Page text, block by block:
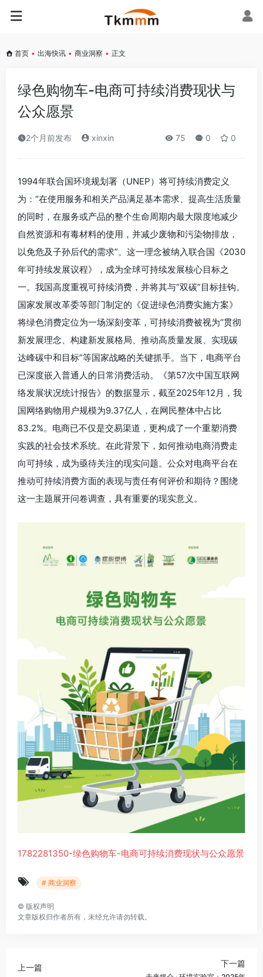
首页 • 出海快讯 • 商业洞察 • 正文
绿色购物车-电商可持续消费现状与
公众愿景
2个月前发布 xinxin 75 0 0
1994年联合国环境规划署（UNEP）将可持续消费定义
为：“在使用服务和相关产品满足基本需求、提高生活质量
的同时，在服务或产品的整个生命周期内最大限度地减少
自然资源和有毒材料的使用，并减少废物和污染物排放，
以免危及子孙后代的需求”。这一理念被纳入联合国《2030
年可持续发展议程》，成为全球可持续发展核心目标之
一。我国高度重视可持续消费，并将其与“双碳”目标挂钩。
国家发展改革委等部门制定的《促进绿色消费实施方案》
将绿色消费定位为一场深刻变革，可持续消费被视为“贯彻
新发展理念、构建新发展格局、推动高质量发展、实现碳
达峰碳中和目标”等国家战略的关键抓手。当下，电商平台
已深度嵌入普通人的日常消费活动。《第57次中国互联网
络发展状况统计报告》的数据显示，截至2025年12月，我
国网络购物用户规模为9.37亿人，在网民整体中占比
83.2%。电商已不仅是交易渠道，更构成了一个重塑消费
实践的社会技术系统。在此背景下，如何推动电商消费走
向可持续，成为亟待关注的现实问题。公众对电商平台在
推动可持续消费方面的表现与责任有何评价和期待？围绕
这一主题展开问卷调查，具有重要的现实意义。
1782281350-绿色购物车-电商可持续消费现状与公众愿景
# 商业洞察
© 版权声明
文章版权归作者所有，未经允许请勿转载。
上一篇 下一篇